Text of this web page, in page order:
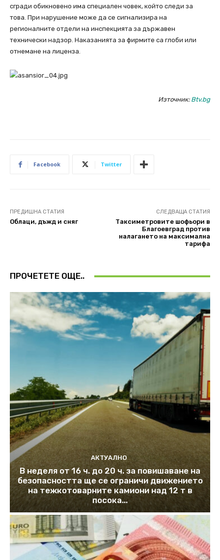
сгради обикновено има специален човек, който следи за
това. При нарушение може да се сигнализира на
регионалните отдели на инспекцията за държавен
технически надзор. Наказанията за фирмите са глоби или
отнемане на лиценза.
Източник: Btv.bg
Facebook Twitter
ПРЕДИШНА СТАТИЯ
Облаци, дъжд и сняг
СЛЕДВАЩА СТАТИЯ
Таксиметровите шофьори в
Благоевград против
налагането на максимална
тарифа
ПРОЧЕТЕТЕ ОЩЕ..
АКТУАЛНО
В неделя от 16 ч. до 20 ч. за повишаване на
безопасността ще се ограничи движението
на тежкотоварните камиони над 12 т в
посока...